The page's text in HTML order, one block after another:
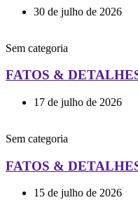
30 de julho de 2026
Sem categoria
FATOS &
17 de julho de 2026
Sem categoria
FATOS &
15 de julho de 2026